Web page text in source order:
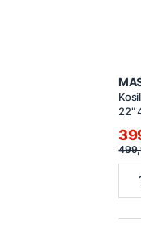
22"